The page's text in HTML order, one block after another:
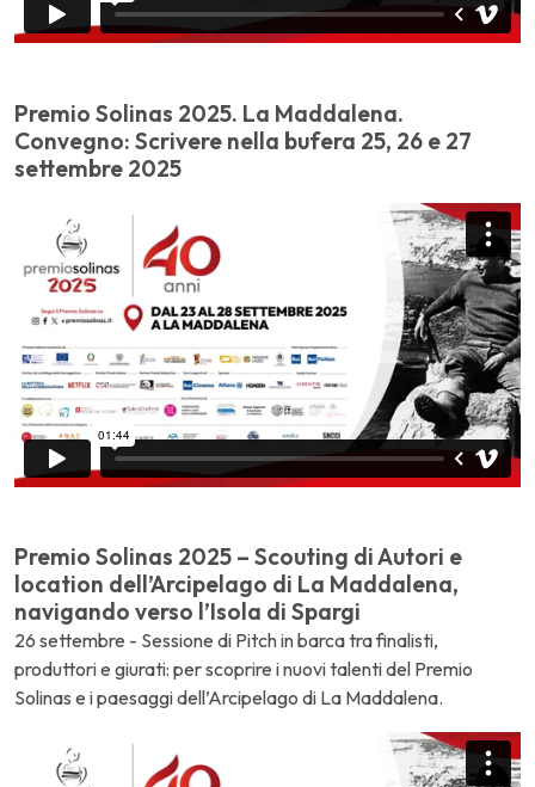
Premio Solinas 2025. La Maddalena.
Convegno: Scrivere nella bufera 25, 26 e 27
settembre 2025
Premio Solinas 2025 – Scouting di Autori e
location dell’Arcipelago di La Maddalena,
navigando verso l’Isola di Spargi
26 settembre - Sessione di Pitch in barca tra finalisti,
produttori e giurati: per scoprire i nuovi talenti del Premio
Solinas e i paesaggi dell’Arcipelago di La Maddalena.